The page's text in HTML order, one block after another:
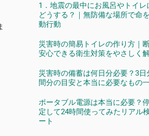
1．地震の最中にお風呂やトイレ
どうする？｜無防備な場所で命
動行動
災害時の簡易トイレの作り方｜
安心できる衛生対策をやさしく
災害時の備蓄は何日分必要？3日
間分の目安と本当に必要なもの
ポータブル電源は本当に必要？
定して24時間使ってみたリアル
ート